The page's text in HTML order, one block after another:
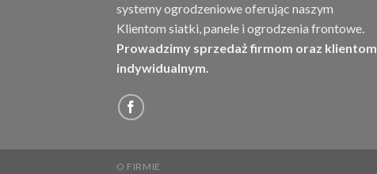
systemy ogrodzeniowe oferując naszym
Klientom siatki, panele i ogrodzenia frontowe.
Prowadzimy sprzedaż firmom oraz klientom
indywidualnym.
O FIRMIE